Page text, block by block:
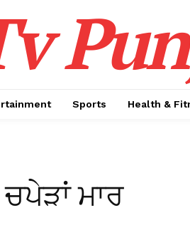
Sports Health &
ਮਾਰ